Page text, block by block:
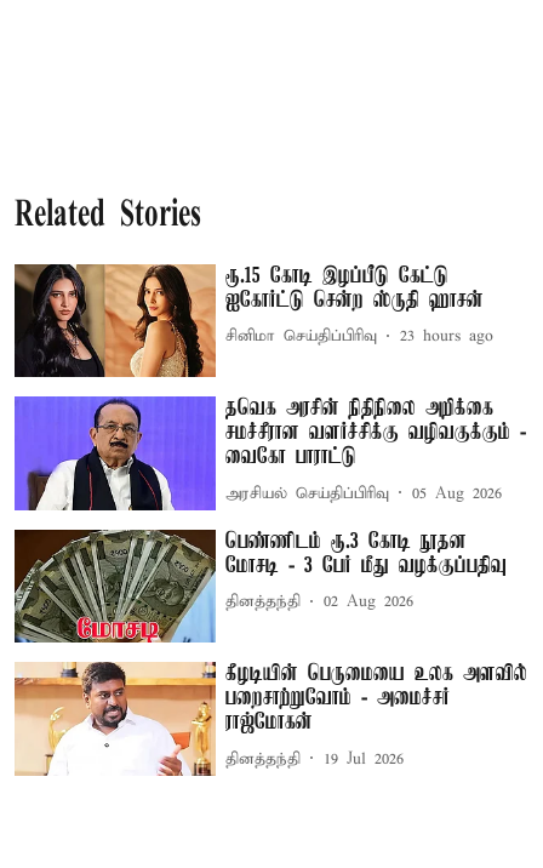
Related Stories
ரூ.15 கோடி இழப்பீடு கேட்டு
ஐகோர்ட்டு சென்ற ஸ்ருதி ஹாசன்
சினிமா செய்திப்பிரிவு 23 hours ago
தவெக அரசின் நிதிநிலை அறிக்கை
சமச்சீரான வளர்ச்சிக்கு வழிவகுக்கும் -
வைகோ பாராட்டு
அரசியல் செய்திப்பிரிவு 05 Aug 2026
பெண்ணிடம் ரூ.3 கோடி நூதன
மோசடி - 3 பேர் மீது வழக்குப்பதிவு
தினத்தந்தி 02 Aug 2026
கீழடியின் பெருமையை உலக அளவில்
பறைசாற்றுவோம் - அமைச்சர்
ராஜ்மோகன்
தினத்தந்தி 19 Jul 2026